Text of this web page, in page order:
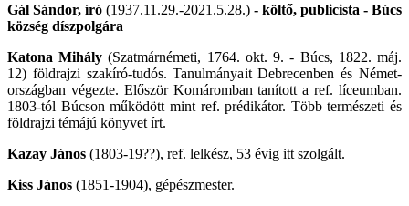
Gál Sándor, író (1937.11.29.-2021.5.28.) - költő, publicista - Búcs
község díszpolgára
Katona Mihály (Szatmárnémeti, 1764. okt. 9. - Búcs, 1822. máj.
12) földrajzi szakíró-tudós. Tanulmányait Debrecenben és Német­
országban végezte. Először Komáromban tanított a ref. líceumban.
1803-tól Búcson működött mint ref. prédikátor. Több természeti és
földrajzi témájú könyvet írt.
Kazay János (1803-19??), ref. lelkész, 53 évig itt szolgált.
Kiss János (1851-1904), gépészmester.